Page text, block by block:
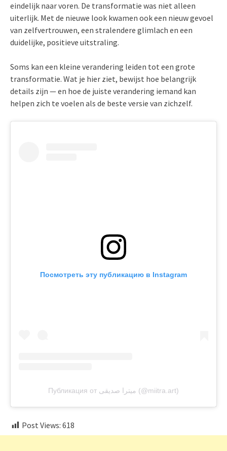
eindelijk naar voren. De transformatie was niet alleen
uiterlijk. Met de nieuwe look kwamen ook een nieuw gevoel
van zelfvertrouwen, een stralendere glimlach en een
duidelijke, positieve uitstraling.
Soms kan een kleine verandering leiden tot een grote
transformatie. Wat je hier ziet, bewijst hoe belangrijk
details zijn — en hoe de juiste verandering iemand kan
helpen zich te voelen als de beste versie van zichzelf.
Посмотреть эту публикацию в Instagram
Публикация от میترا صدیقی (@miitra.art)
Post Views: 618